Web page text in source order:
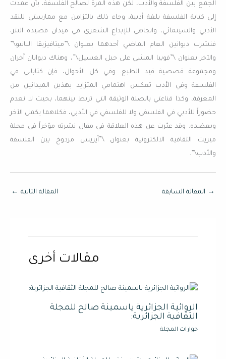
الجمع بين الفلسفة والأدب، لكن هذه المرة لصالح الفلسفة، بأن عمدت
إلي كتابة الفلسفة بلغة أدبية، وجاء ذلك بالتزامن مع ممارستي للنقد
الأدبي والسينمائي، واتجاهي للإبداع الشعري في ميدان قصيدة النثر،
فنشرت ديوانين العام الماضي أحدهما بعنوان \”ميتافيزيقا البانيو\”
والآخر بعنوان \”فوبيا المشي على حبل الغسيل\”، وهناك ديوانان آخران
ومجموعة قصصية قيد الطبع. وفي كل الأحوال، فإن كتاباتي في
الفلسفة وفي الأدب تعكس اهتمامي المتزايد بهذين الميدانين من
المعرفة، وكذا قناعتي بالصلة الوثيقة التي تربط بينهما، بحيث لا نعدم
حضوراً للأدبي في الفلسفي ولا للفلسفي في الأدبي، فكلاهما يكمل الآخر
ويعضده. وقد عبّرت عن هذه العلاقة في مقال نشرته مؤخراً في مجلة
ميريت الثقافية الالكترونية بعنوان \”آيريس مردوخ بين الفلسفة
والأدب\”.
→ المقالة السابقة المقالة التالية ←
مقالات أخرى
الروائية الجزائرية ياسمينة صالح للمجلة
الثقافية الجزائرية:
حوارات المجلة